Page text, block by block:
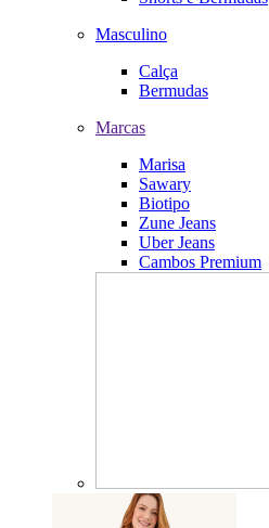
Masculino
Calça
Bermudas
Marcas
Marisa
Sawary
Biotipo
Zune Jeans
Uber Jeans
Cambos Premium